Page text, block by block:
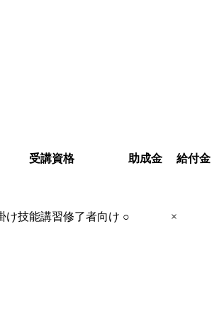
受講資格 助成金 給付金
け技能講習修了者向け ○ ×